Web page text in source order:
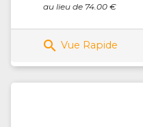
au lieu de 74.00 €
 Vue Rapide